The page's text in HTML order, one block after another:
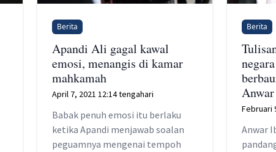
Berita
Apandi Ali gagal kawal
emosi, menangis di kamar
mahkamah
April 7, 2021 12:14 tengahari
Babak penuh emosi itu berlaku
ketika Apandi menjawab soalan
peguamnya mengenai tempoh
Berita
Anwar
Februari
Anwar